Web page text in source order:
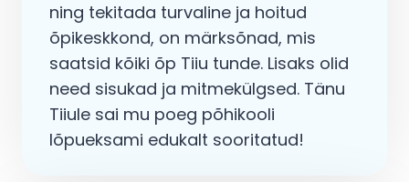
ning tekitada turvaline ja hoitud
õpikeskkond, on märksõnad, mis
saatsid kõiki õp Tiiu tunde. Lisaks olid
need sisukad ja mitmekülgsed. Tänu
Tiiule sai mu poeg põhikooli
lõpueksami edukalt sooritatud!